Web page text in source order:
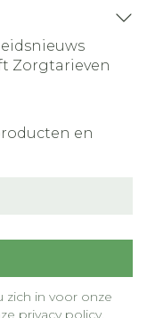
Zorgtarieven
en
zich in voor onze
privacy policy